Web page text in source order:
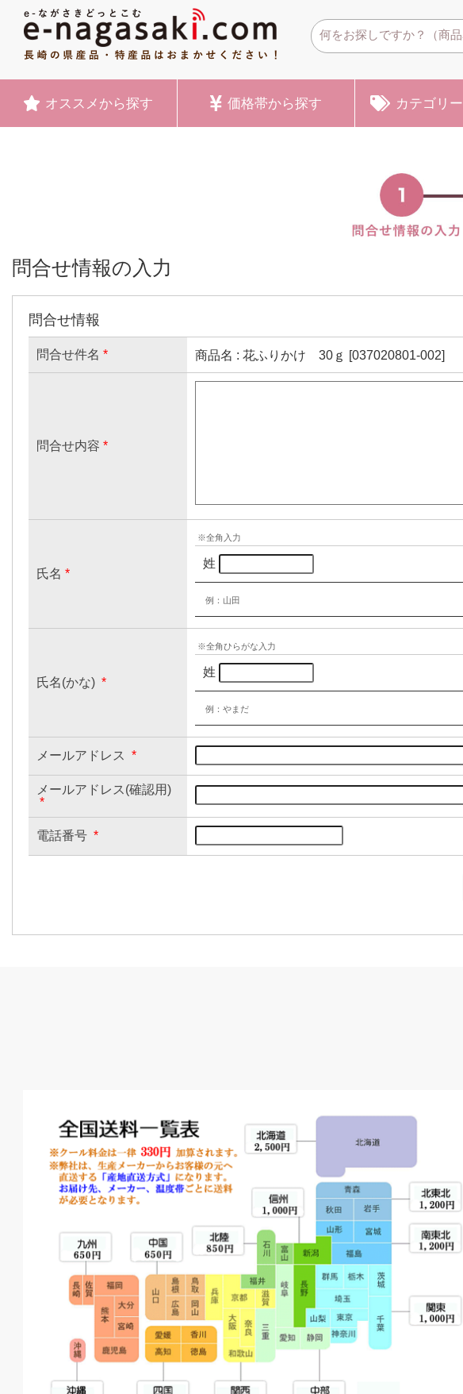
オススメ から探す 価格帯から探す カテゴリー
問合せ情報の入力
問合せ情報
問合せ件名 * 商品名 : 花ふりかけ 30ｇ [037020801-002]
問合せ内容 *
氏名 *
※全角入力
姓
例：山田
氏名(かな) *
※全角ひらがな入力
姓
例：やまだ
メールアドレス *
メールアドレス(確認用)
*
電話番号 *